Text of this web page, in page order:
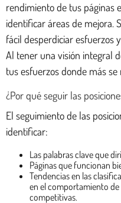
rendimiento de tus páginas
identificar áreas de mejora.
fácil desperdiciar esfuerzos
Al tener una visión integral
tus esfuerzos donde más se
¿Por qué seguir las
El seguimiento de las
identificar:
Las palabras clave que
Páginas que funcionan
Tendencias en las
en el comportamiento de
competitivas.